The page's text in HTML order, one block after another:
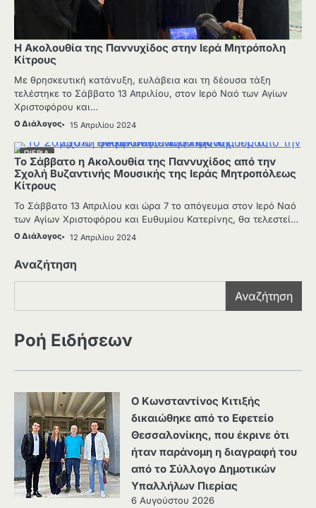
Η Ακολουθία της Παννυχίδος στην Ιερά Μητρόπολη
Κίτρους
Mε θρησκευτική κατάνυξη, ευλάβεια και τη δέουσα τάξη
τελέστηκε το Σάββατο 13 Απριλίου, στον Ιερό Ναό των Αγίων
Χριστοφόρου και…
Ο Διάλογος 15 Απριλίου 2024
ΠΙΕΡΙΑ
Το Σάββατο η Ακολουθία της Παννυχίδος από την
Σχολή Βυζαντινής Μουσικής της Ιεράς Μητροπόλεως
Κίτρους
Το Σάββατο 13 Απριλίου και ώρα 7 το απόγευμα στον Ιερό Ναό
των Αγίων Χριστοφόρου και Ευθυμίου Κατερίνης, θα τελεστεί…
Ο Διάλογος 12 Απριλίου 2024
Αναζήτηση
Αναζήτηση
Ροή Ειδήσεων
Ο Κωνσταντίνος Κιτιξής
δικαιώθηκε από το Εφετείο
Θεσσαλονίκης, που έκρινε ότι
ήταν παράνομη η διαγραφή του
από το Σύλλογο Δημοτικών
Υπαλλήλων Πιερίας
6 Αυγούστου 2026